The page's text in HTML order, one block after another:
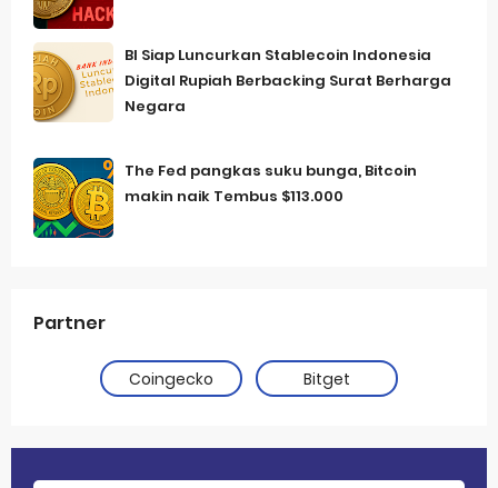
BI Siap Luncurkan Stablecoin Indonesia
Digital Rupiah Berbacking Surat Berharga
Negara
The Fed pangkas suku bunga, Bitcoin
makin naik Tembus $113.000
Partner
Coingecko Bitget